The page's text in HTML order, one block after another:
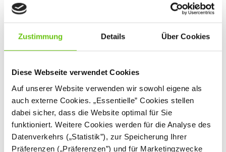
Zustimmung Details Über Cookies
Diese Webseite verwendet Cookies
Auf unserer Website verwenden wir sowohl eigene als
auch externe Cookies. „Essentielle” Cookies stellen
dabei sicher, dass die Website optimal für Sie
funktioniert. Weitere Cookies werden für die Analyse des
Datenverkehrs („Statistik”), zur Speicherung Ihrer
Präferenzen („Präferenzen”) und für Marketingzwecke
Garderobe
Regenbogen, niedrig,
4 Einzelfächer, Ahorn
Jylland
Produktnummer: 100177J
249,90 €
2-er Satz Türen für
Garderobe
Regenbogen
95,90 €